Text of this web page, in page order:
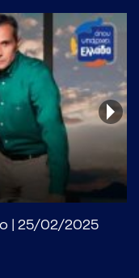
αναζήτηση
| 25/02/2025